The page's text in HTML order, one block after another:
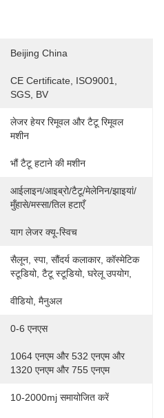
Beijing China
CE Certificate, ISO9001,
SGS, BV
लेजर हेयर रिमूवल और टैटू रिमूवल
मशीन
भौं टैटू हटाने की मशीन
आईलाइन/आइब्रो/टैटू/मेलेनिन/झाइयां/
मुँहासे/मस्सा/तिल हटाएँ
याग लेजर क्यू-स्विच
सैलून, स्पा, सौंदर्य कलाकार, कॉस्मेटिक
स्टूडियो, टैटू स्टूडियो, घरेलू उपयोग,
वीडियो, मैनुअल
0-6 एनएस
1064 एनएम और 532 एनएम और
1320 एनएम और 755 एनएम
10-2000mj समायोजित करें